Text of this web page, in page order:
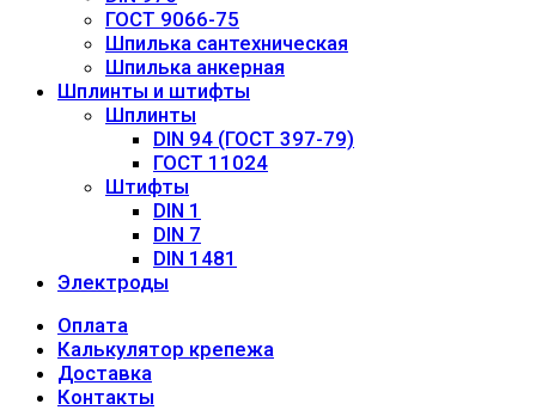
ГОСТ 9066-75
Шпилька сантехническая
Шпилька анкерная
Шплинты и штифты
Шплинты
DIN 94 (ГОСТ 397-79)
ГОСТ 11024
Штифты
DIN 1
DIN 7
DIN 1481
Электроды
Оплата
Калькулятор крепежа
Доставка
Контакты